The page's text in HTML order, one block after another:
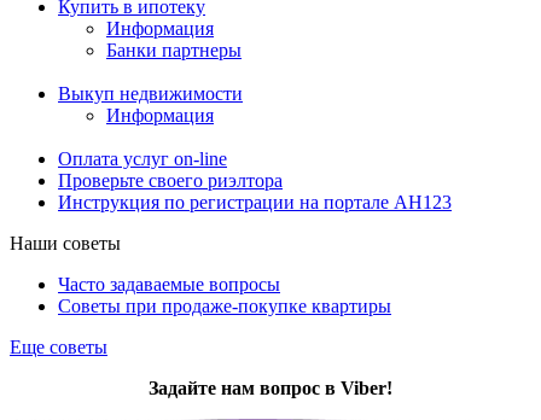
Купить в ипотеку
Информация
Банки партнеры
Выкуп недвижимости
Информация
Оплата услуг on-line
Проверьте своего риэлтора
Инструкция по регистрации на портале АН123
Наши советы
Часто задаваемые вопросы
Советы при продаже-покупке квартиры
Еще советы
Задайте нам вопрос в Viber!